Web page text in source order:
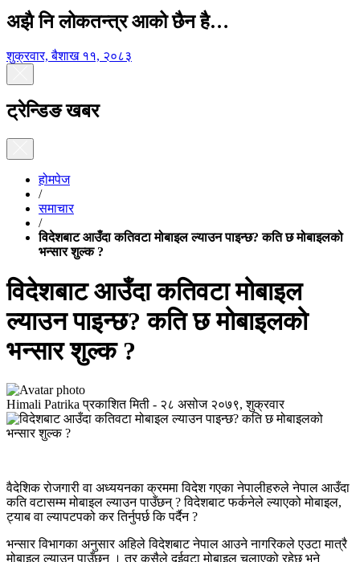
अझै नि लोकतन्त्र आको छैन है…
शुक्रवार, बैशाख ११, २०८३
ट्रेन्डिङ खबर
होमपेज
/
समाचार
/
विदेशबाट आउँदा कतिवटा मोबाइल ल्याउन पाइन्छ? कति छ मोबाइलको
भन्सार शुल्क ?
विदेशबाट आउँदा कतिवटा मोबाइल
ल्याउन पाइन्छ? कति छ मोबाइलको
भन्सार शुल्क ?
Himali Patrika प्रकाशित मिती - २८ असोज २०७९, शुक्रवार
वैदेशिक रोजगारी वा अध्ययनका क्रममा विदेश गएका नेपालीहरुले नेपाल आउँदा
कति वटासम्म मोबाइल ल्याउन पाउँछन् ? विदेशबाट फर्कनेले ल्याएको मोबाइल,
ट्याब वा ल्यापटपको कर तिर्नुपर्छ कि पर्दैन ?
भन्सार विभागका अनुसार अहिले विदेशबाट नेपाल आउने नागरिकले एउटा मात्रै
मोबाइल ल्याउन पाउँछन् । तर कसैले दुईवटा मोबाइल चलाएको रहेछ भने